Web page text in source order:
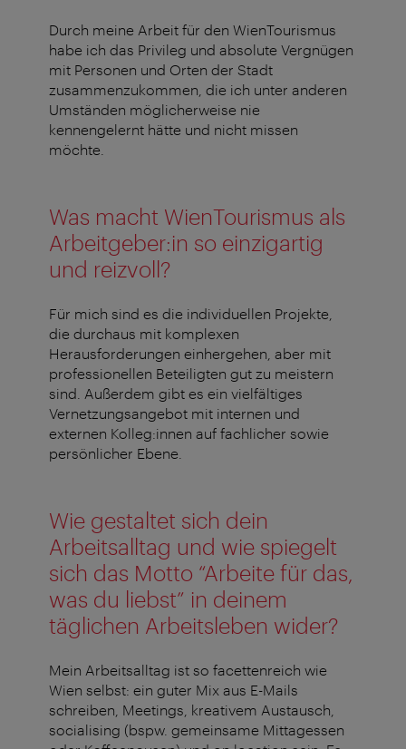
Durch meine Arbeit für den WienTourismus
habe ich das Privileg und absolute Vergnügen
mit Personen und Orten der Stadt
zusammenzukommen, die ich unter anderen
Umständen möglicherweise nie
kennengelernt hätte und nicht missen
möchte.
Was macht WienTourismus als
Arbeitgeber:in so einzigartig
und reizvoll?
Für mich sind es die individuellen Projekte,
die durchaus mit komplexen
Herausforderungen einhergehen, aber mit
professionellen Beteiligten gut zu meistern
sind. Außerdem gibt es ein vielfältiges
Vernetzungsangebot mit internen und
externen Kolleg:innen auf fachlicher sowie
persönlicher Ebene.
Wie gestaltet sich dein
Arbeitsalltag und wie spiegelt
sich das Motto “Arbeite für das,
was du liebst” in deinem
täglichen Arbeitsleben wider?
Mein Arbeitsalltag ist so facettenreich wie
Wien selbst: ein guter Mix aus E-Mails
schreiben, Meetings, kreativem Austausch,
socialising (bspw. gemeinsame Mittagessen